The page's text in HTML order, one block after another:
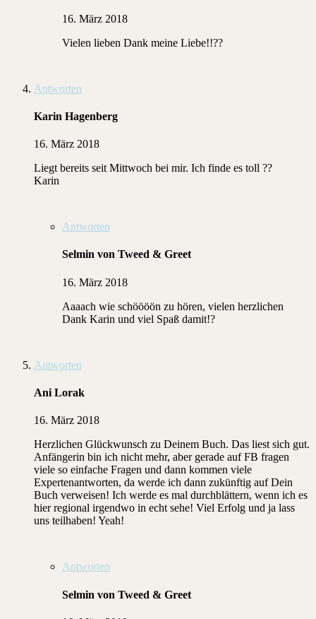
16. März 2018
Vielen lieben Dank meine Liebe!!??
Antworten
Karin Hagenberg
16. März 2018
Liegt bereits seit Mittwoch bei mir. Ich finde es toll ??
Karin
Antworten
Selmin von Tweed & Greet
16. März 2018
Aaaach wie schöööön zu hören, vielen herzlichen
Dank Karin und viel Spaß damit!?
Antworten
Ani Lorak
16. März 2018
Herzlichen Glückwunsch zu Deinem Buch. Das liest sich gut.
Anfängerin bin ich nicht mehr, aber gerade auf FB fragen
viele so einfache Fragen und dann kommen viele
Expertenantworten, da werde ich dann zukünftig auf Dein
Buch verweisen! Ich werde es mal durchblättern, wenn ich es
hier regional irgendwo in echt sehe! Viel Erfolg und ja lass
uns teilhaben! Yeah!
Antworten
Selmin von Tweed & Greet